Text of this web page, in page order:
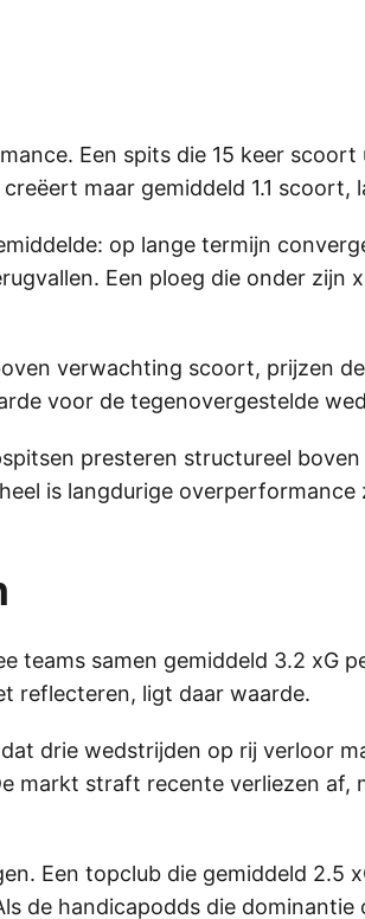
Een spits die 15 keer
maar gemiddeld 1.1 scoort,
op lange termijn
Een ploeg die onder zijn
verwachting scoort, prijzen
voor de tegenovergestelde
presteren structureel
is langdurige overperformance
teams samen gemiddeld 3.2 xG
reflecteren, ligt daar waarde.
drie wedstrijden op rij verloor
markt straft recente verliezen af,
Een topclub die gemiddeld 2.5
de handicapodds die dominantie